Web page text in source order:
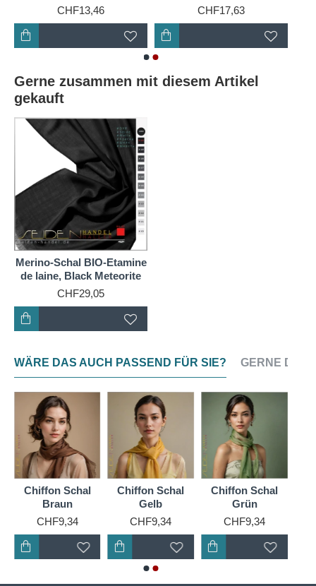
Blau oder ein tiefes Schwarz entscheiden, die
Farben auf einem Ponge-Seidenschal sind immer
Ponge-Seide ihre Farbe auch nach mehrmaligem
Waschen und längerem Gebrauch bei. Dies
bedeutet, dass Ihr Ponge-Seidenschal auch nach
Jahren noch genauso lebendig und farbenfroh
aussehen wird wie am ersten Tag.
CHF13,46 CHF17,63
Gerne zusammen mit diesem Artikel
gekauft
Merino-Schal BIO-Etamine
de laine, Black Meteorite
CHF29,05
WÄRE DAS AUCH PASSEND FÜR SIE? GERNE
Chiffon Schal
Braun
CHF9,34
Chiffon Schal
Gelb
CHF9,34
Chiffon Schal
Grün
CHF9,34